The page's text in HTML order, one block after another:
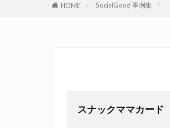
HOME SocialGood 事例集
スナックママカード